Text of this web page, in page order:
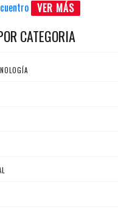
VER MÁS
CATEGORIA